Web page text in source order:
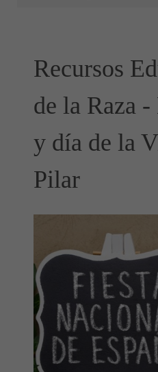
Recursos
de la Raza
y día de la
Pilar